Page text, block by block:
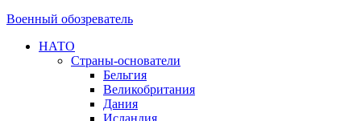
Военный обозреватель
НАТО
Страны-основатели
Бельгия
Великобритания
Дания